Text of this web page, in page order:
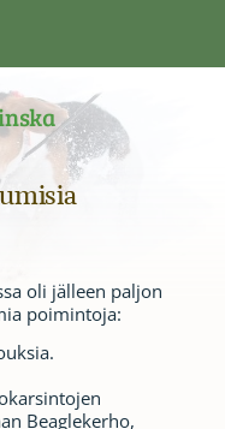
oli jälleen paljon
poimintoja:
Beaglekerho,